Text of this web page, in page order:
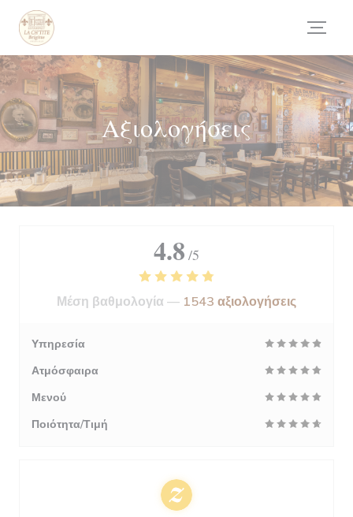
Πίνακας διαχείρισης "Μπισκότων" (Cookies)
Αξιολογήσεις
4.8 /5
Μέση βαθμολογία — 1543 αξιολογήσεις
Υπηρεσία
Ατμόσφαιρα
Μενού
Ποιότητα/Τιμή